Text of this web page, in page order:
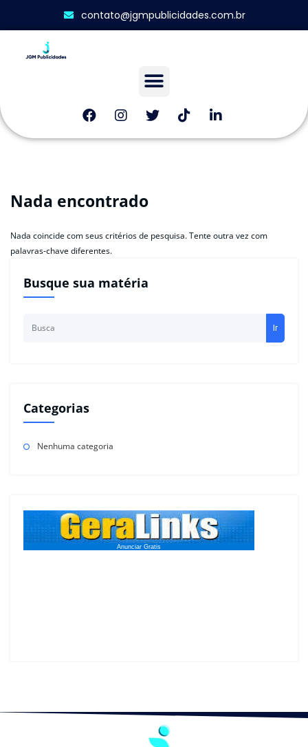
contato@jgmpublicidades.com.br
Nada encontrado
Nada coincide com seus critérios de pesquisa. Tente outra vez com
palavras-chave diferentes.
Busque sua matéria
Ir
Categorias
Nenhuma categoria
Anunciar Gratis